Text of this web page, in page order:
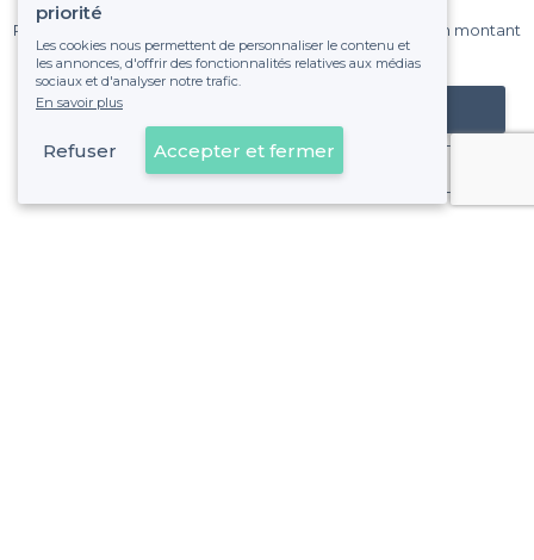
Pas de commissions et sans engagement, vous payez un montant
fixe sans risque de voir déraper la facture.
Référencer mon établissement
Déjà client
priorité
Les cookies nous permettent de personnaliser le contenu et
les annonces, d'offrir des fonctionnalités relatives aux médias
sociaux et d'analyser notre trafic.
En savoir plus
Refuser Accepter et fermer